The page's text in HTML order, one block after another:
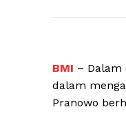
BMI – Dalam
dalam
Pranowo